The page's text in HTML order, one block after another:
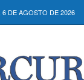
6 DE AGOSTO DE 2026